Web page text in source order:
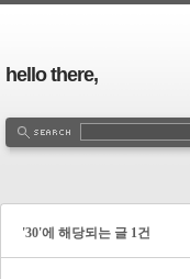
hello there,
'30'에 해당되는 글 1건